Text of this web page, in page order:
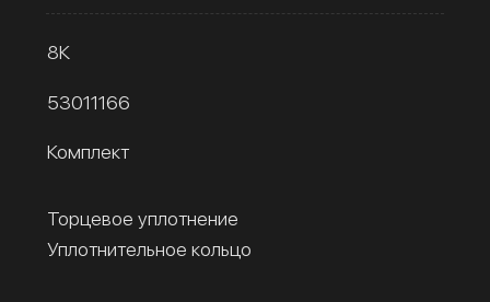
8К
53011166
Комплект
Торцевое уплотнение
Уплотнительное кольцо